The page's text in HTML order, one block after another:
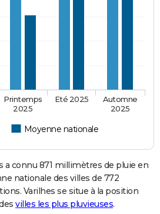
Moyenne nationale
Printemps
2025
Eté 2025
Automne
2025
a connu 871 millimètres de pluie en
nationale des villes de 772
Varilhes se situe à la position
villes les plus pluvieuses.